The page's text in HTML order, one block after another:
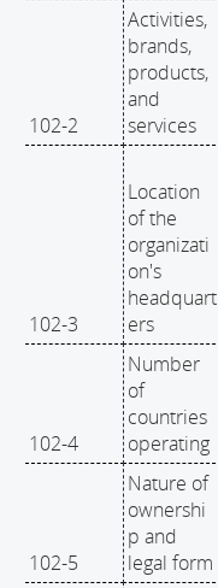
102-2
Activities,
brands,
products,
and
services
102-3
Location
of the
organizati
on's
headquart
ers
102-4
Number
of
countries
operating
102-5
Nature of
ownershi
p and
legal form